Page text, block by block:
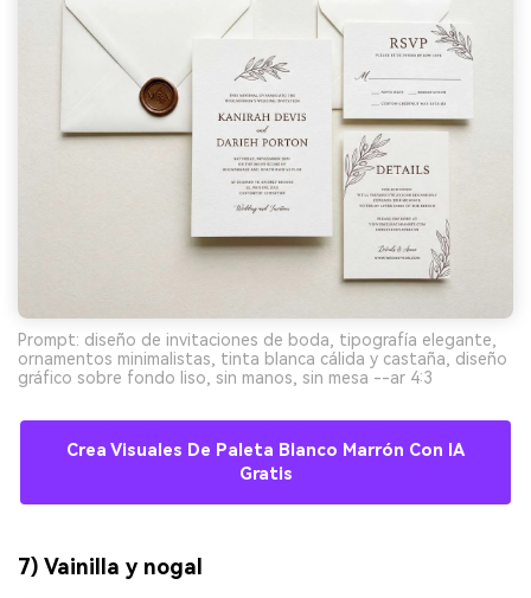
Prompt: diseño de invitaciones de boda, tipografía elegante,
ornamentos minimalistas, tinta blanca cálida y castaña, diseño
gráfico sobre fondo liso, sin manos, sin mesa --ar 4:3
Crea Visuales De Paleta Blanco Marrón Con IA
Gratis
7) Vainilla y nogal